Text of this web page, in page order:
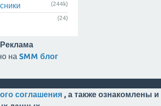
(244k)
(24)
Реклама
на SMM блог
соглашения , а также ознакомлены и